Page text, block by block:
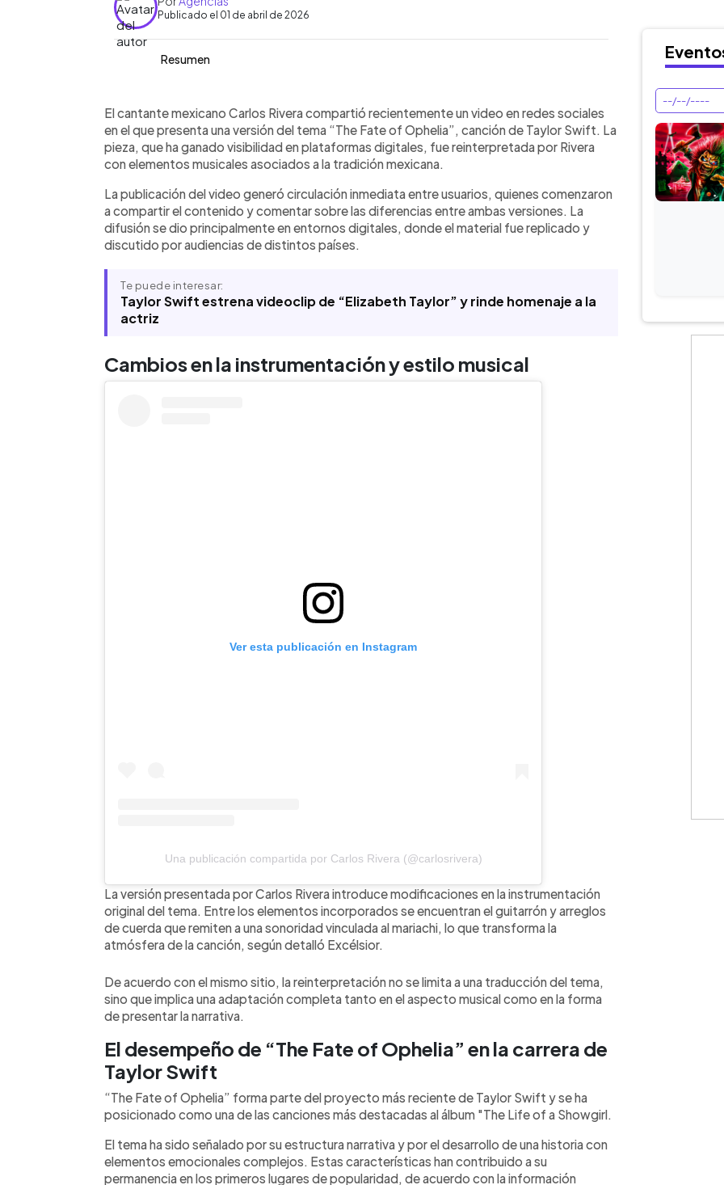
Publicado el 01 de abril de 2026
Resumen
► Escuchar artículo
Carlos Rivera presentó en redes sociales una reinterpretación de “The Fate
of Ophelia”, tema original de Taylor Swift, incorporando elementos
musicales tradicionales mexicanos como el guitarrón y arreglos de mariachi.
La versión generó circulación digital y reacciones entre usuarios, quienes
forma parte del proyecto reciente de Swift y ha tenido presencia en
plataformas y listas de popularidad por su narrativa. El tema se inspira en el
personaje de Ofelia de Hamlet. La difusión del cover ocurre en un contexto
de actividad vigente para ambos artistas dentro de la industria musical
El cantante mexicano Carlos Rivera compartió recientemente un video en redes sociales
en el que presenta una versión del tema “The Fate of Ophelia”, canción de Taylor Swift. La
pieza, que ha ganado visibilidad en plataformas digitales, fue reinterpretada por Rivera
con elementos musicales asociados a la tradición mexicana.
La publicación del video generó circulación inmediata entre usuarios, quienes comenzaron
a compartir el contenido y comentar sobre las diferencias entre ambas versiones. La
difusión se dio principalmente en entornos digitales, donde el material fue replicado y
discutido por audiencias de distintos países.
Te puede interesar:
Taylor Swift estrena videoclip de “Elizabeth Taylor” y rinde homenaje a la
actriz
Cambios en la instrumentación y estilo musical
Ver esta publicación en Instagram
Una publicación compartida por Carlos Rivera (@carlosrivera)
La versión presentada por Carlos Rivera introduce modificaciones en la instrumentación
original del tema. Entre los elementos incorporados se encuentran el guitarrón y arreglos
de cuerda que remiten a una sonoridad vinculada al mariachi, lo que transforma la
atmósfera de la canción, según detalló Excélsior.
De acuerdo con el mismo sitio, la reinterpretación no se limita a una traducción del tema,
sino que implica una adaptación completa tanto en el aspecto musical como en la forma
de presentar la narrativa.
El desempeño de “The Fate of Ophelia” en la carrera de
Taylor Swift
“The Fate of Ophelia” forma parte del proyecto más reciente de Taylor Swift y se ha
posicionado como una de las canciones más destacadas al álbum "The Life of a Showgirl.
El tema ha sido señalado por su estructura narrativa y por el desarrollo de una historia con
elementos emocionales complejos. Estas características han contribuido a su
permanencia en los primeros lugares de popularidad, de acuerdo con la información